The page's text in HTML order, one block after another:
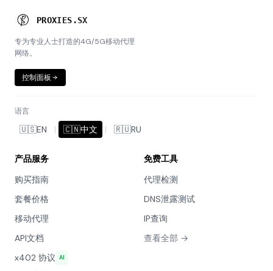
PROXIES .SX
专为专业人士打造的4G/5G移动代理
网络。
控制面板
语言
🇺🇸EN | 🇨🇳中文 | 🇷🇺RU
产品服务
购买指南
套餐价格
移动代理
API文档
x402 协议 AI
免费工具
代理检测
DNS泄露测试
IP查询
查看全部 →